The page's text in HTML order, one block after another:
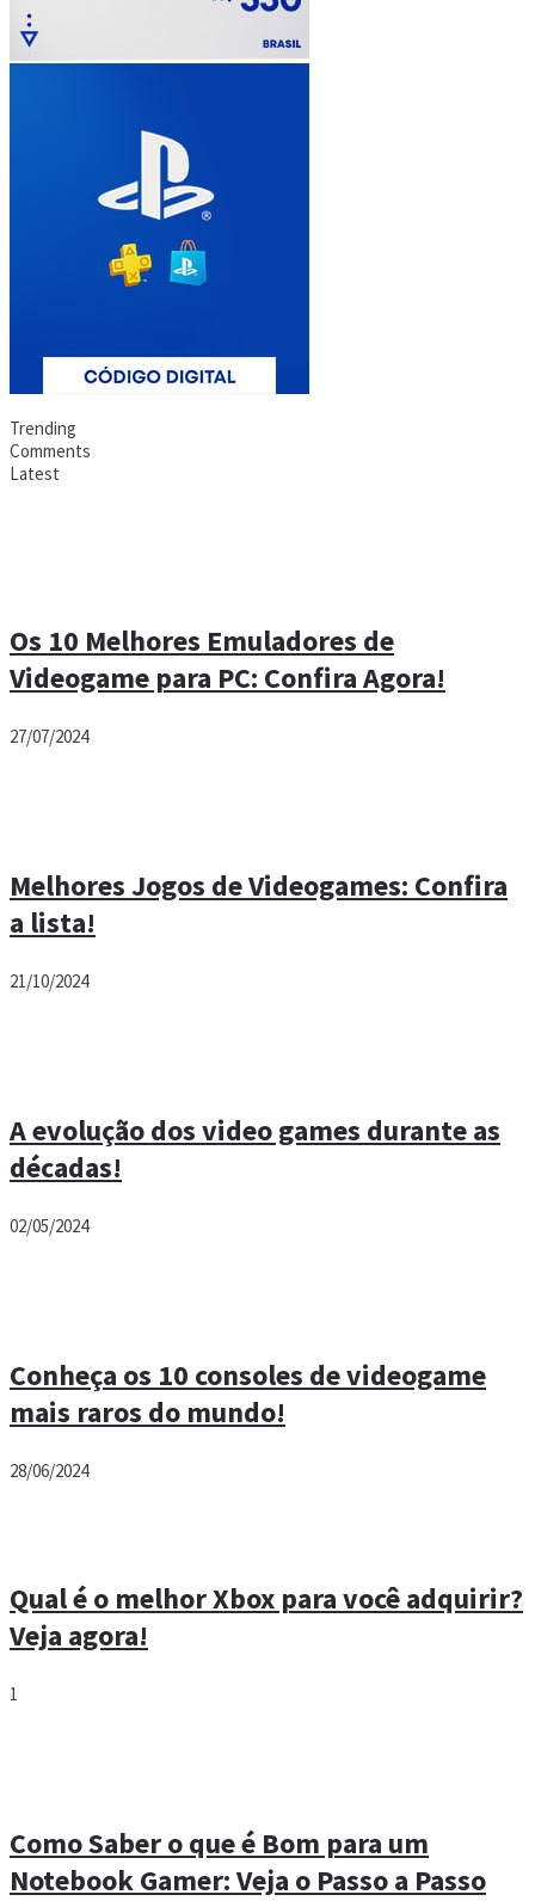
Trending
Comments
Latest
Os 10 Melhores Emuladores de
Videogame para PC: Confira Agora!
27/07/2024
Melhores Jogos de Videogames: Confira
a lista!
21/10/2024
A evolução dos video games durante as
décadas!
02/05/2024
Conheça os 10 consoles de videogame
mais raros do mundo!
28/06/2024
Qual é o melhor Xbox para você adquirir?
Veja agora!
1
Como Saber o que é Bom para um
Notebook Gamer: Veja o Passo a Passo